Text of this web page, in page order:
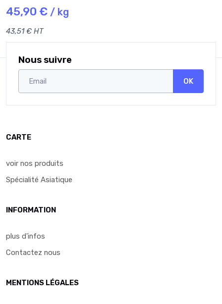
45,90 € / kg
43,51 € HT
Nous suivre
OK
CARTE
voir nos produits
Spécialité Asiatique
INFORMATION
plus d'infos
Contactez nous
MENTIONS LÉGALES